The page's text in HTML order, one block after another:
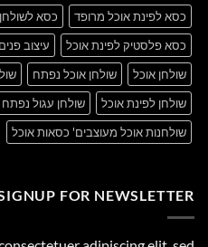
כסא לפינת אוכל מרופד
כסא
כסא פלסטיק לפינת אוכל
עיצוב פנים
שולחן אוכל
שולחן אוכל נפתח
שולחן לפינת אוכל
שולחן עגול נפתח
שולחנות אוכל מעוצבים' כסאות אוכל
FOR NEWSLETTER